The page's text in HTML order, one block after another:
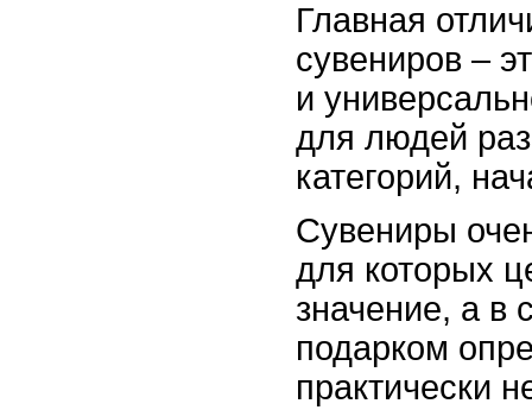
Главная
сувениров –
и
для людей
категорий,
Сувениры
для которых
значение, а в
подарком
практически